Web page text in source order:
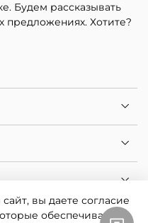
Будем рассказывать
предложениях. Хотите?
экстремистской и
вы даете согласие
обеспечивают